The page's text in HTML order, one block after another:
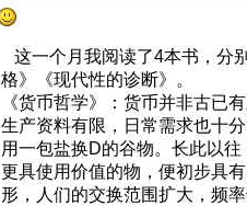
这一个月我阅读了4本书，分
格》《现代性的诊断》。
《货币哲学》：货币并非古已
生产资料有限，日常需求也十
用一包盐换D的谷物。长此以
更具使用价值的物，便初步具
形，人们的交换范围扩大，频